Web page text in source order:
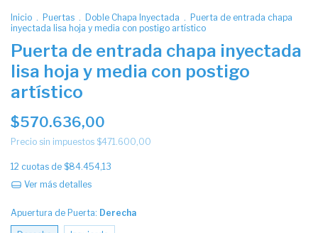
Inicio . Puertas . Doble Chapa Inyectada . Puerta de entrada chapa
inyectada lisa hoja y media con postigo artístico
Puerta de entrada chapa inyectada
lisa hoja y media con postigo
artístico
$570.636,00
Precio sin impuestos $471.600,00
12 cuotas de $84.454,13
Ver más detalles
Apuertura de Puerta: Derecha